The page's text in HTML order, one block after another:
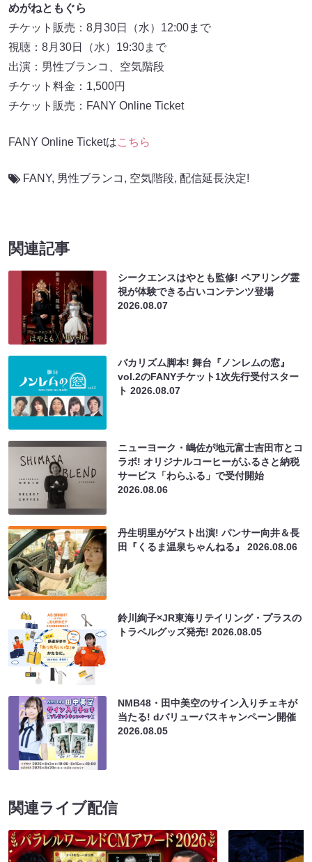
めがねともぐら
チケット販売：8月30日（水）12:00まで
視聴：8月30日（水）19:30まで
出演：男性ブランコ、空気階段
チケット料金：1,500円
チケット販売：FANY Online Ticket
FANY Online Ticketはこちら
FANY, 男性ブランコ , 空気階段, 配信延長決定!
関連記事
シークエンスはやとも監修! ペアリング霊
視が体験できる占いコンテンツ登場
2026.08.07
バカリズム脚本! 舞台『ノンレムの窓』
vol.2のFANYチケット1次先行受付スター
ト2026.08.07
ニューヨーク・嶋佐が地元富士吉田市とコ
ラボ! オリジナルコーヒーがふるさと納税
サービス「わらふる」で受付開始
2026.08.06
丹生明里がゲスト出演! パンサー向井＆長
田『くるま温泉ちゃんねる』2026.08.06
鈴川絢子×JR東海リテイリング・プラスの
トラベルグッズ発売!2026.08.05
NMB48・田中美空のサイン入りチェキが
当たる! dバリューパスキャンペーン開催
2026.08.05
関連ライブ配信